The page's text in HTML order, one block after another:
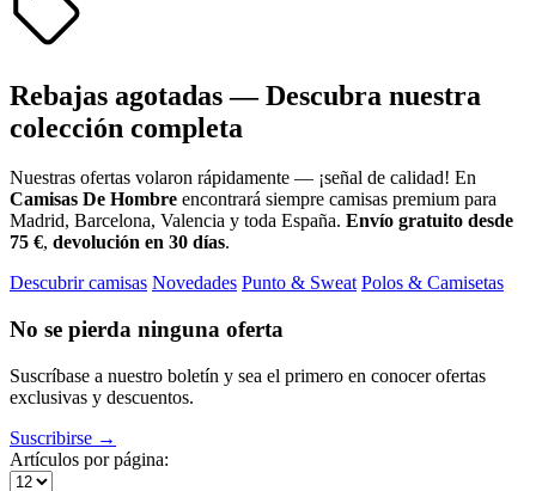
Rebajas agotadas — Descubra nuestra
colección completa
Nuestras ofertas volaron rápidamente — ¡señal de calidad! En
Camisas De Hombre encontrará siempre camisas premium para
Madrid, Barcelona, Valencia y toda España. Envío gratuito desde
75 €, devolución en 30 días.
Descubrir camisas Novedades Punto & Sweat Polos & Camisetas
No se pierda ninguna oferta
Suscríbase a nuestro boletín y sea el primero en conocer ofertas
exclusivas y descuentos.
Suscribirse →
Artículos por página: